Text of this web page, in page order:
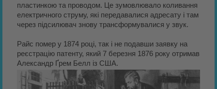
пластинкою та проводом. Це зумовлювало коливання
електричного струму, які передавалися адресату і там
через підсилювач знову трансформувалися у звук.
Райс помер у 1874 році, так і не подавши заявку на
реєстрацію патенту, який 7 березня 1876 року отримав
Александр Ґрем Белл із США.